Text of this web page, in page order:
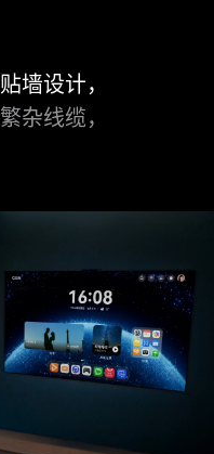
墙设计，
杂线⁠缆，